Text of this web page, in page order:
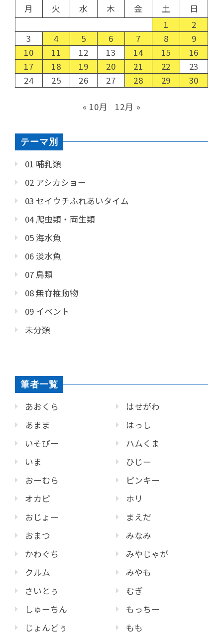
月
火 水 木 金 土
日
1
2
3
4 5 6 7 8
9
10
11 12 13 14 15
16
17
18 19 20 21 22
23
24
25 26 27 28 29 30
« 10月 12月 »
テーマ別
01 哺乳類
02 アシカショー
03 セイウチふれあいタイム
04 爬虫類・両生類
05 海水魚
06 淡水魚
07 鳥類
08 無脊椎動物
09 イベント
未分類
筆者一覧
あおくら
あまま
いそぴー
いま
おーむら
オカピ
おじょー
おまつ
かわぐち
クルム
さいとぅ
しゅーちん
じょんどぅ
はせがわ
はっし
ハムくま
ひじー
ピンキー
ホリ
まえだ
みなみ
みやじゃが
みやも
むぎ
もっちー
もも